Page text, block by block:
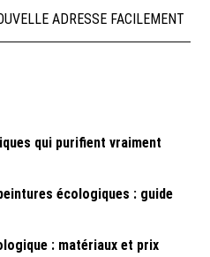
ADRESSE FACILEMENT
qui purifient vraiment
écologiques : guide
: matériaux et prix